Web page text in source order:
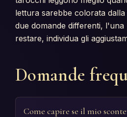
lettura sarebbe colorata
due domande differenti,
restare, individua gli
Domande
Come capire se il mio